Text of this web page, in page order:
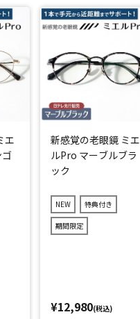
エ
新感覚の老眼鏡 ミエ
ルPro マーブルブラ
ック
NEW 特典付き
期間限定
¥12,980(税込)